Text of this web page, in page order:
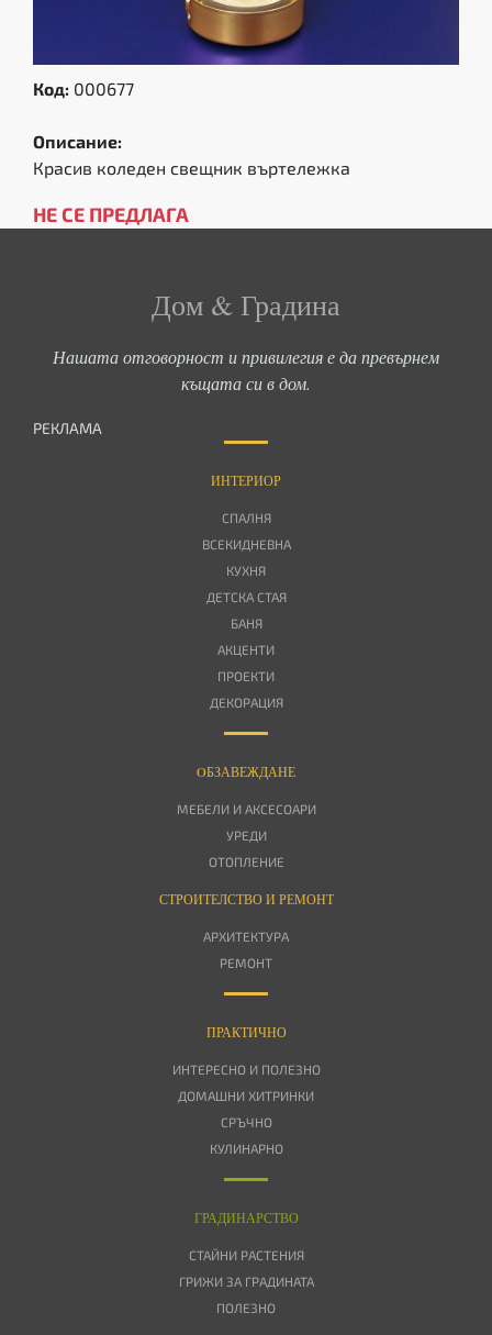
Код: 000677
Описание:
Красив коледен свещник въртележка
НЕ СЕ ПРЕДЛАГА
Дом & Градина
Нашата отговорност и привилегия е да превърнем
къщата си в дом.
РЕКЛАМА
ИНТЕРИОР
СПАЛНЯ
ВСЕКИДНЕВНА
КУХНЯ
ДЕТСКА СТАЯ
БАНЯ
АКЦЕНТИ
ПРОЕКТИ
ДЕКОРАЦИЯ
OБЗАВЕЖДАНЕ
МЕБЕЛИ И АКСЕСОАРИ
УРЕДИ
ОТОПЛЕНИЕ
СТРОИТЕЛСТВО И РЕМОНТ
АРХИТЕКТУРА
РЕМОНТ
ПРАКТИЧНО
ИНТЕРЕСНО И ПОЛЕЗНО
ДОМАШНИ ХИТРИНКИ
СРЪЧНО
КУЛИНАРНО
ГРАДИНАРСТВО
СТАЙНИ РАСТЕНИЯ
ГРИЖИ ЗА ГРАДИНАТА
ПОЛЕЗНО